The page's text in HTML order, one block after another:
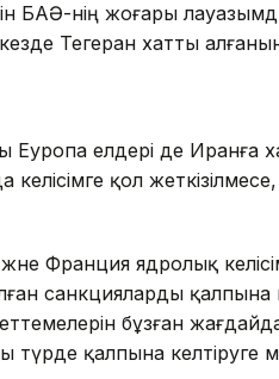
БАӘ-нің жоғары
Тегеран хатты
Еуропа елдері де Иранға
қол
Франция ядролық
санкцияларды қалпына
бұзған
қалпына келтіруге